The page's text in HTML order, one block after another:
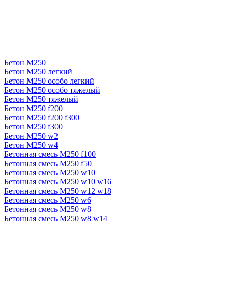
Бетон М250
Бетон М250 легкий
Бетон М250 особо легкий
Бетон М250 особо тяжелый
Бетон М250 тяжелый
Бетон М250 f200
Бетон М250 f200 f300
Бетон М250 f300
Бетон М250 w2
Бетон М250 w4
Бетонная смесь М250 f100
Бетонная смесь М250 f50
Бетонная смесь М250 w10
Бетонная смесь М250 w10 w16
Бетонная смесь М250 w12 w18
Бетонная смесь М250 w6
Бетонная смесь М250 w8
Бетонная смесь М250 w8 w14